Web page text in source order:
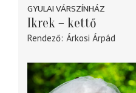
GYULAI VÁRSZÍNHÁZ
Ikrek – kettő
Rendező Árkosi Árpád